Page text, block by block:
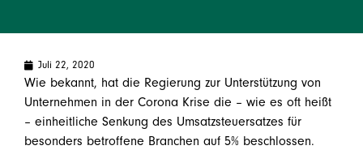
Juli 22, 2020
Wie bekannt, hat die Regierung zur Unterstützung von
Unternehmen in der Corona Krise die – wie es oft heißt
– einheitliche Senkung des Umsatzsteuersatzes für
besonders betroffene Branchen auf 5% beschlossen.